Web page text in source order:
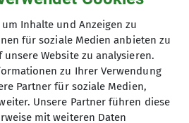
Inhalte und Anzeigen zu
für soziale Medien anbieten zu
Website zu analysieren.
zu Ihrer Verwendung
Partner für soziale Medien,
Unsere Partner führen diese
mit weiteren Daten